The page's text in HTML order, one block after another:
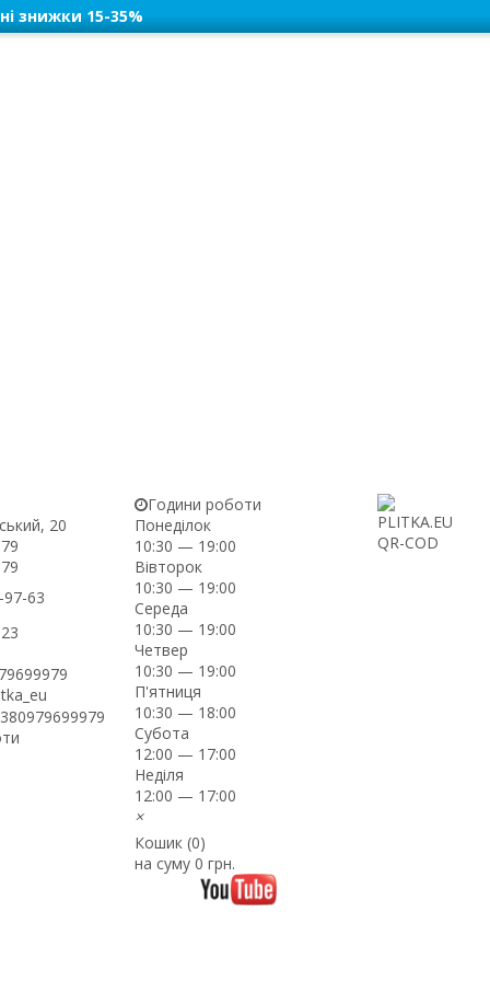
знижки 15-35%
20
63
Години роботи
Понеділок
10:30 — 19:00
Вівторок
10:30 — 19:00
Середа
10:30 — 19:00
Четвер
10:30 — 19:00
П'ятниця
10:30 — 18:00
Субота
12:00 — 17:00
Неділя
12:00 — 17:00
×
Кошик (0)
на суму0 грн.